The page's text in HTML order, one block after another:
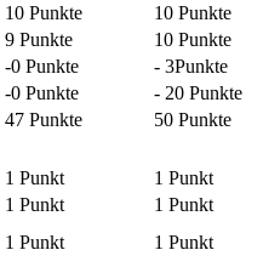
10 Punkte
10 Punkte
9 Punkte
10 Punkte
-0 Punkte
- 3Punkte
-0 Punkte
- 20 Punkte
47 Punkte
50 Punkte
1 Punkt
1 Punkt
1 Punkt
1 Punkt
1 Punkt
1 Punkt